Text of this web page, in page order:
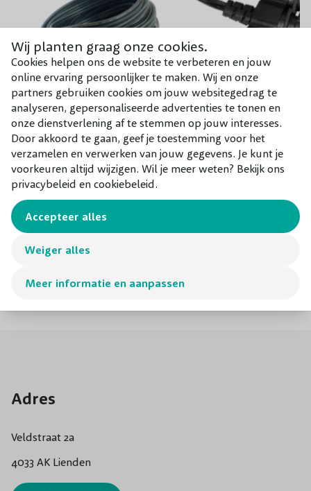
Wij planten graag onze cookies.
Cookies helpen ons de website te verbeteren en jouw
online ervaring persoonlijker te maken. Wij en onze
partners gebruiken cookies om jouw websitegedrag te
analyseren, gepersonaliseerde advertenties te tonen en
onze dienstverlening af te stemmen op jouw interesses.
Door akkoord te gaan, geef je toestemming voor het
verzamelen en verwerken van jouw gegevens. Je kunt je
voorkeuren altijd wijzigen. Wil je meer weten? Bekijk ons
privacybeleid en cookiebeleid.
Meer informatie en aanpassen
Weiger alles
Accepteer alles
GardenLights hoofdkabel
€ 31,95
GardenLights
Schrijf de eerste review
Adres
Veldstraat 2a
4033 AK Lienden